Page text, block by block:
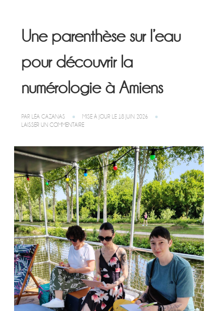
Une parenthèse sur l’eau
pour découvrir la
numérologie à Amiens
PAR LÉA CAZANAS MISE À JOUR LE 18 JUIN 2026
LAISSER UN COMMENTAIRESUR
L’EAU
POUR
DÉCOUVRIR
LA
NUMÉROLOGIE
À
AMIENS